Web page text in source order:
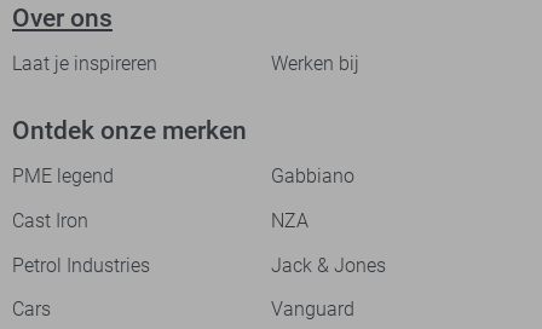
Over ons
Laat je inspireren Werken bij
Ontdek onze merken
PME legend
Gabbiano
Cast Iron
NZA
Petrol Industries
Jack & Jones
Cars
Vanguard